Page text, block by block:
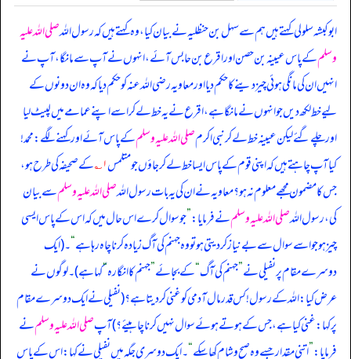
ابوکبشہ سلولی کہتے ہیں ہم سے سہل بن حنظلیہ نے بیان کیا، وہ کہتے ہیں کہرسول اللہصلی اللہ علیہ
وسلمکے پاس عیینہ بن حصن اور اقرع بن حابس آئے، انہوں نے آپ سے مانگا، آپ نے
انہیں ان کی مانگی ہوئی چیز دینے کا حکم دیا اور معاویہ رضی اللہ عنہ کو حکم دیا کہ وہ ان دونوں کے
لیے خط لکھ دیں جو انہوں نے مانگا ہے، اقرع نے یہ خط لے کر اسے اپنے عمامے میں لپیٹ لیا
اور چلے گئے لیکن عیینہ خط لے کر نبی اکرمصلی اللہ علیہ وسلمکے پاس آئے اور کہنے لگے: محمد!
کیا آپ چاہتے ہیں کہ اپنی قوم کے پاس ایسا خط لے کر جاؤں جو متلمس۱؎ کے صحیفہ کی طرح ہو،
جس کا مضمون مجھے معلوم نہ ہو؟ معاویہ نے ان کی یہ بات رسول اللہصلی اللہ علیہ وسلمسے بیان
کی، رسول اللہصلی اللہ علیہ وسلمنے فرمایا:”جو سوال کرے اس حال میں کہ اس کے پاس ایسی
چیز ہو جو اسے سوال سے بے نیاز کر دیتی ہو تو وہ جہنم کی آگ زیادہ کرنا چاہ رہا ہے“۔ (ایک
دوسرے مقام پر نفیلی نے”جہنم کی آگ“کے بجائے”جہنم کا انگارہ“کہا ہے)۔ لوگوں نے
عرض کیا: اللہ کے رسول! کس قدر مال آدمی کو غنی کر دیتا ہے؟ (نفیلی نے ایک دوسرے مقام
پر کہا: غنی کیا ہے، جس کے ہوتے ہوئے سوال نہیں کرنا چاہیئے؟) آپصلی اللہ علیہ وسلمنے
فرمایا:”اتنی مقدار جسے وہ صبح و شام کھا سکے“۔ ایک دوسری جگہ میں نفیلی نے کہا: اس کے پاس